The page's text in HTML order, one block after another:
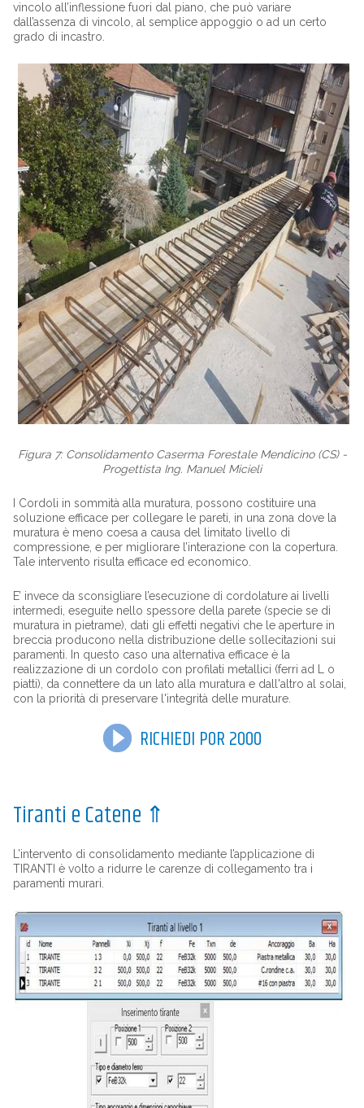
vincolo all’inflessione fuori dal piano, che può variare
dall’assenza di vincolo, al semplice appoggio o ad un certo
grado di incastro.
Figura 7: Consolidamento Caserma Forestale Mendicino (CS) -
Progettista Ing. Manuel Micieli
I Cordoli in sommità alla muratura, possono costituire una
soluzione efficace per collegare le pareti, in una zona dove la
muratura è meno coesa a causa del limitato livello di
compressione, e per migliorare l’interazione con la copertura.
Tale intervento risulta efficace ed economico.
E’ invece da sconsigliare l’esecuzione di cordolature ai livelli
intermedi, eseguite nello spessore della parete (specie se di
muratura in pietrame), dati gli effetti negativi che le aperture in
breccia producono nella distribuzione delle sollecitazioni sui
paramenti. In questo caso una alternativa efficace è la
realizzazione di un cordolo con profilati metallici (ferri ad L o
piatti), da connettere da un lato alla muratura e dall'altro al solai,
con la priorità di preservare l'integrità delle murature.
RICHIEDI POR 2000
Tiranti e Catene ⇑
L’intervento di consolidamento mediante l’applicazione di
TIRANTI è volto a ridurre le carenze di collegamento tra i
paramenti murari.